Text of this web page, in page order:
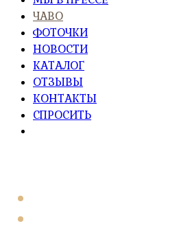
ЧАВО
ФОТОЧКИ
НОВОСТИ
КАТАЛОГ
ОТЗЫВЫ
КОНТАКТЫ
СПРОСИТЬ